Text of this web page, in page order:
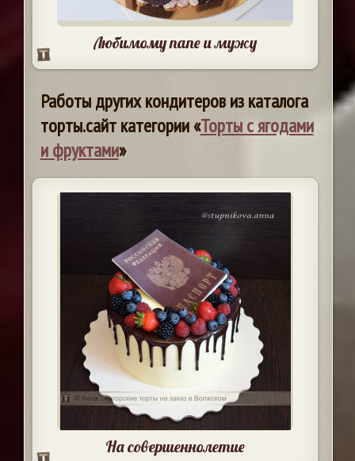
Любимому папе и мужу
Работы других кондитеров из каталога
торты.сайт категории «Торты с ягодами
и фруктами»
На совершеннолетие